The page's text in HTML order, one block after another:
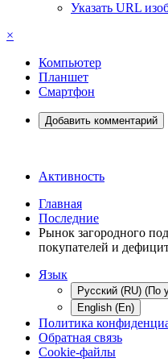
Указать URL
×
Компьютер
Планшет
Смартфон
Добавить комментарий
Активность
Главная
Последние
Рынок загородного
покупателей и
Язык
Русский (RU) (По
English (En)
Политика
Обратная связь
Cookie-файлы